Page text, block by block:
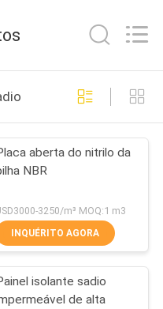
de
32
31
aberta do nitrilo da
NBR
3250/m³ MOQ:1 m3
INQUÉRITO AGORA
isolante sadio
de alta